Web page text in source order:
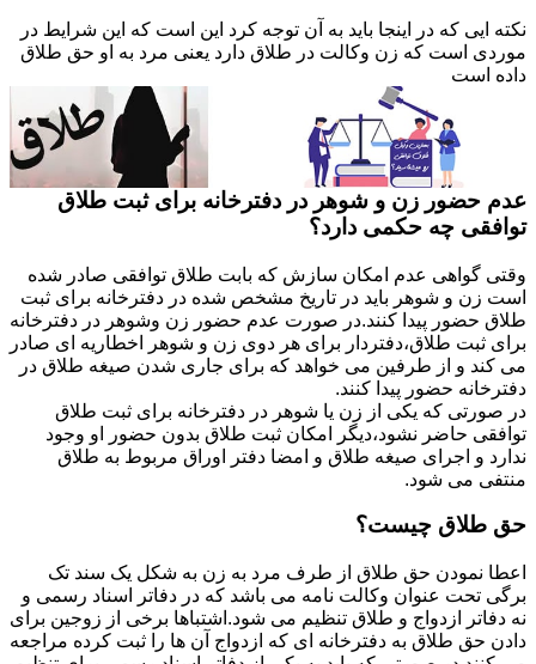
نکته ایی که در اینجا باید به آن توجه کرد این است که این شرایط در
موردی است که زن وکالت در طلاق دارد یعنی مرد به او حق طلاق
داده است
عدم حضور زن و شوهر در دفترخانه برای ثبت طلاق
توافقی چه حکمی دارد؟
وقتی گواهی عدم امکان سازش که بابت طلاق توافقی صادر شده
است زن و شوهر باید در تاریخ مشخص شده در دفترخانه برای ثبت
طلاق حضور پیدا کنند.در صورت عدم حضور زن وشوهر در دفترخانه
برای ثبت طلاق،دفتردار برای هر دوی زن و شوهر اخطاریه ای صادر
می کند و از طرفین می خواهد که برای جاری شدن صیغه طلاق در
دفترخانه حضور پیدا کنند.
در صورتی که یکی از زن یا شوهر در دفترخانه برای ثبت طلاق
توافقی حاضر نشود،دیگر امکان ثبت طلاق بدون حضور او وجود
ندارد و اجرای صیغه طلاق و امضا دفتر اوراق مربوط به طلاق
منتفی می شود.
حق طلاق چیست؟
اعطا نمودن حق طلاق از طرف مرد به زن به شکل یک سند تک
برگی تحت عنوان وکالت نامه می باشد که در دفاتر اسناد رسمی و
نه دفاتر ازدواج و طلاق تنظیم می شود.اشتباها برخی از زوجین برای
دادن حق طلاق به دفترخانه ای که ازدواج آن ها را ثبت کرده مراجعه